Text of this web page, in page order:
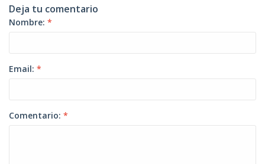
Deja tu comentario
Nombre: *
Email: *
Comentario: *